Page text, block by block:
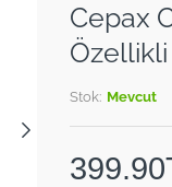
Cepax
Özellikli
Stok: Mevcut